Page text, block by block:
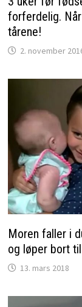
forferdelig.
tårene!
2. november
Moren faller i
og løper bort
13. mars 2018